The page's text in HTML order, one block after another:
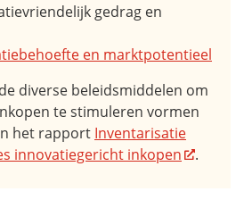
gedrag en
en marktpotentieel
diverse beleidsmiddelen om
te stimuleren vormen
het rapport Inventarisatie
innovatiegericht inkopen
.